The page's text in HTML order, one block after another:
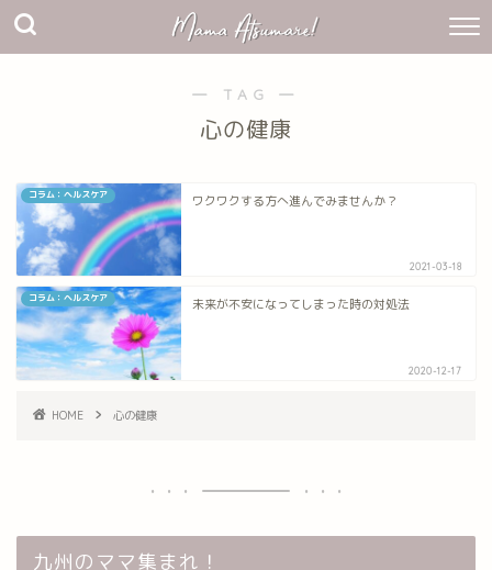
― TAG ―
心の健康
コラム：ヘルスケア ワクワクする方へ進んでみませんか？
2021-03-18
コラム：ヘルスケア 未来が不安になってしまった時の対処法
2020-12-17
HOME 心の健康
九州のママ集まれ！